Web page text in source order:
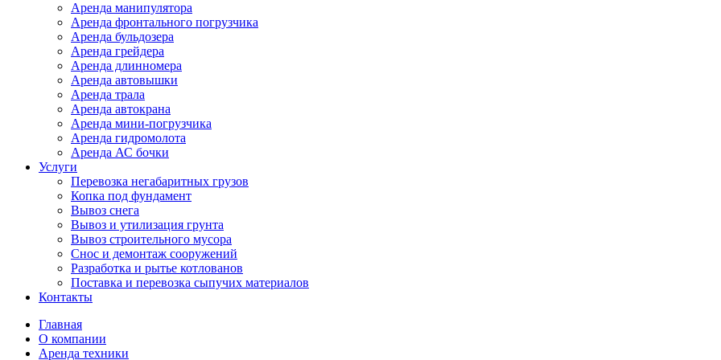
Аренда манипулятора
Аренда фронтального погрузчика
Аренда бульдозера
Аренда грейдера
Аренда длинномера
Аренда автовышки
Аренда трала
Аренда автокрана
Аренда мини-погрузчика
Аренда гидромолота
Аренда АС бочки
Услуги
Перевозка негабаритных грузов
Копка под фундамент
Вывоз снега
Вывоз и утилизация грунта
Вывоз строительного мусора
Снос и демонтаж сооружений
Разработка и рытье котлованов
Поставка и перевозка сыпучих материалов
Контакты
Главная
О компании
Аренда техники